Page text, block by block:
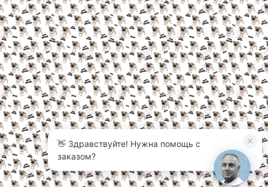
👋 Здравствуйте! Нужна помощь с
заказом?